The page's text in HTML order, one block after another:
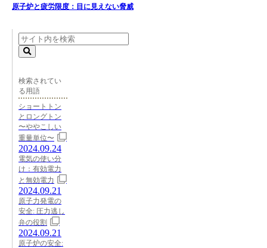
原子炉と疲労限度：目に見えない脅威
検索されてい
る用語
ショートトン
とロングトン
〜ややこしい
重量単位〜
2024.09.24
電気の使い分
け：有効電力
と無効電力
2024.09.21
原子力発電の
安全: 圧力逃し
弁の役割
2024.09.21
原子炉の安全: